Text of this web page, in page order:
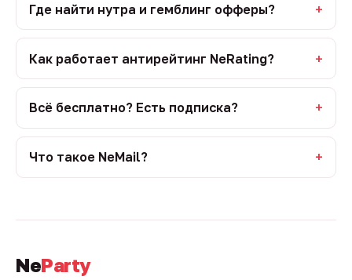
Где найти нутра и гемблинг офферы?
Как работает антирейтинг NeRating?
Всё бесплатно? Есть подписка?
Что такое NeMail?
NeParty